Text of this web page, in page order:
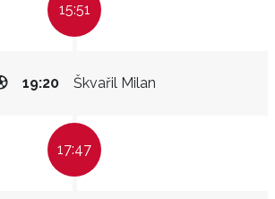
15:51
Škvařil Milan
19:20
17:47